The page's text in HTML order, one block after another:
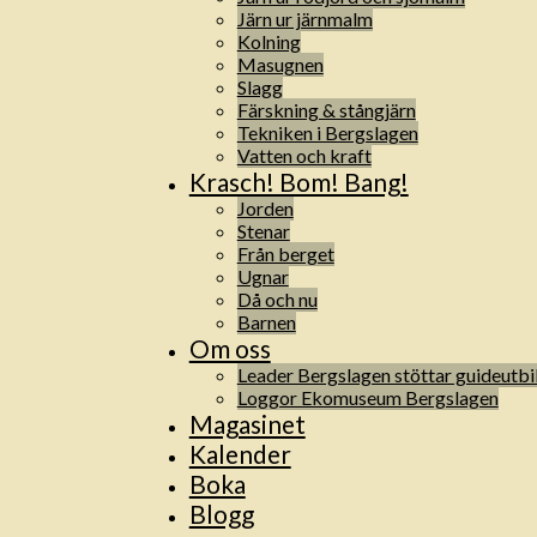
Järn ur järnmalm
Kolning
Masugnen
Slagg
Färskning & stångjärn
Tekniken i Bergslagen
Vatten och kraft
Krasch! Bom! Bang!
Jorden
Stenar
Från berget
Ugnar
Då och nu
Barnen
Om oss
Leader Bergslagen stöttar
Loggor Ekomuseum Bergslagen
Magasinet
Kalender
Boka
Blogg